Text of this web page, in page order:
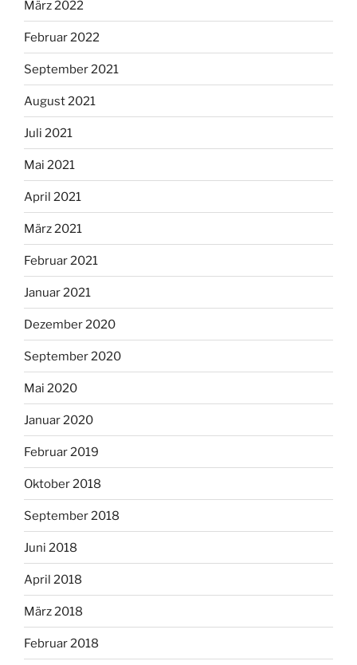
März 2022
Februar 2022
September 2021
August 2021
Juli 2021
Mai 2021
April 2021
März 2021
Februar 2021
Januar 2021
Dezember 2020
September 2020
Mai 2020
Januar 2020
Februar 2019
Oktober 2018
September 2018
Juni 2018
April 2018
März 2018
Februar 2018